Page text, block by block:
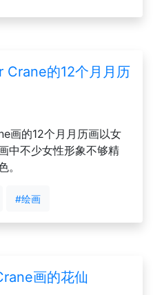
Crane的12个月月历
画的12个月月历画以女
中不少女性形象不够精
。
#绘画
画的花仙